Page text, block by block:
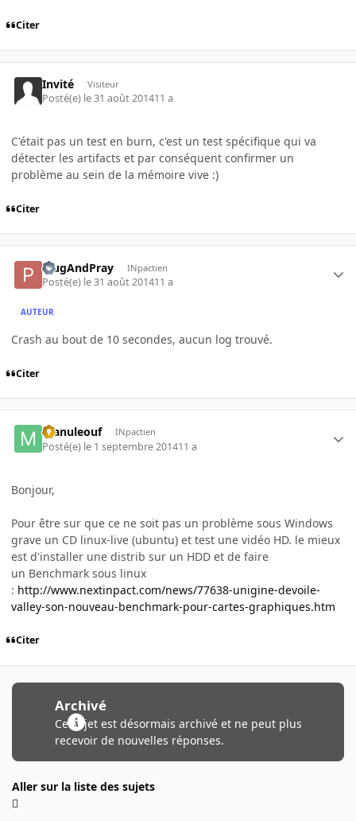
Citer
Invité Visiteur
Posté(e) le 31 août 201411 a
C'était pas un test en burn, c'est un test spécifique qui va
détecter les artifacts et par conséquent confirmer un
problème au sein de la mémoire vive :)
Citer
PlugAndPray INpactien
Posté(e) le 31 août 201411 a
AUTEUR
Crash au bout de 10 secondes, aucun log trouvé.
Citer
manuleouf INpactien
Posté(e) le 1 septembre 201411 a
Bonjour,
Pour être sur que ce ne soit pas un problème sous Windows
grave un CD linux-live (ubuntu) et test une vidéo HD. le mieux
est d'installer une distrib sur un HDD et de faire
un Benchmark sous linux
: http://www.nextinpact.com/news/77638-unigine-devoile-
valley-son-nouveau-benchmark-pour-cartes-graphiques.htm
Citer
Archivé
Ce sujet est désormais archivé et ne peut plus
recevoir de nouvelles réponses.
Aller sur la liste des sujets